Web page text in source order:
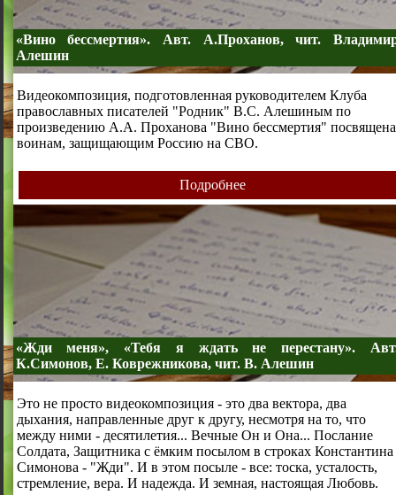
«Вино бессмертия». Авт. А.Проханов, чит.
Алешин
Видеокомпозиция, подготовленная руководителем Клуба
православных писателей "Родник" В.С. Алешиным по
произведению А.А. Проханова "Вино бессмертия" посвящена
воинам, защищающим Россию на СВО.
Подробнее
«Жди меня», «Тебя я ждать не перестану».
К.Симонов, Е. Коврежникова, чит. В. Алешин
Это не просто видеокомпозиция - это два вектора, два
дыхания, направленные друг к другу, несмотря на то, что
между ними - десятилетия... Вечные Он и Она... Послание
Солдата, Защитника с ёмким посылом в строках Константина
Симонова - "Жди". И в этом посыле - все: тоска, усталость,
стремление, вера. И надежда. И земная, настоящая Любовь.